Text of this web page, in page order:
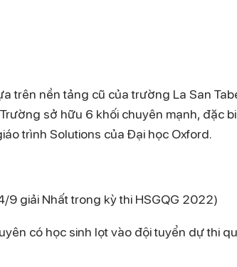
trên nền tảng cũ của trường La San
sở hữu 6 khối chuyên mạnh, đặc
trình Solutions của Đại học Oxford.
9 giải Nhất trong kỳ thi HSGQG 2022)
có học sinh lọt vào đội tuyển dự thi